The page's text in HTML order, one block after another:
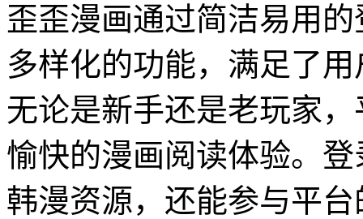
歪歪漫画通过简洁易用
多样化的功能，满足了
无论是新手还是老玩家
愉快的漫画阅读体验。
韩漫资源，还能参与平